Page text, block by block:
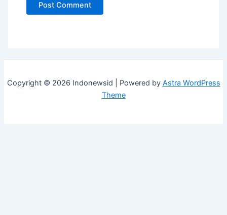
Copyright © 2026 Indonewsid | Powered by Astra WordPress
Theme